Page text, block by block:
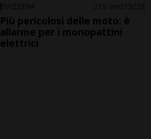
SVIZZERA 15 ore 15 52
Più pericolosi delle moto: è
allarme per i monopattini
elettrici